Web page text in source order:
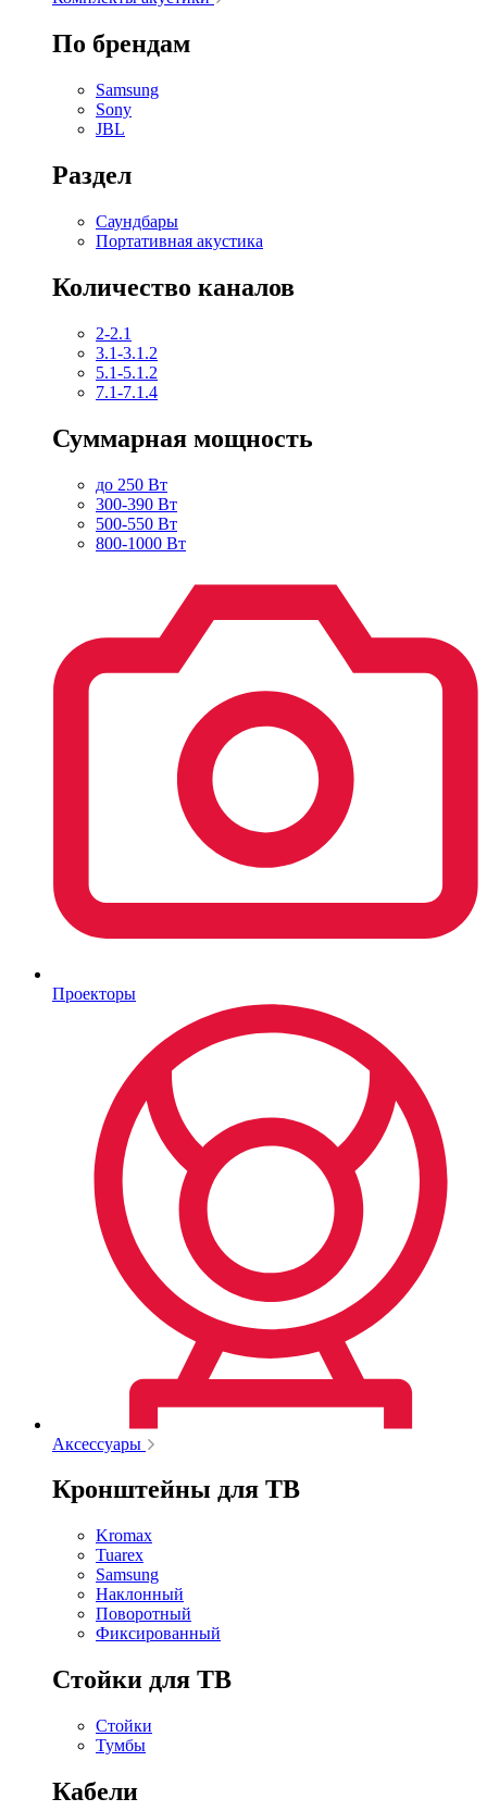
По брендам
Samsung
Sony
JBL
Раздел
Саундбары
Портативная акустика
Количество каналов
2-2.1
3.1-3.1.2
5.1-5.1.2
7.1-7.1.4
Суммарная мощность
до 250 Вт
300-390 Вт
500-550 Вт
800-1000 Вт
Проекторы
Аксессуары
Кронштейны для ТВ
Kromax
Tuarex
Samsung
Наклонный
Поворотный
Фиксированный
Стойки для ТВ
Стойки
Тумбы
Кабели